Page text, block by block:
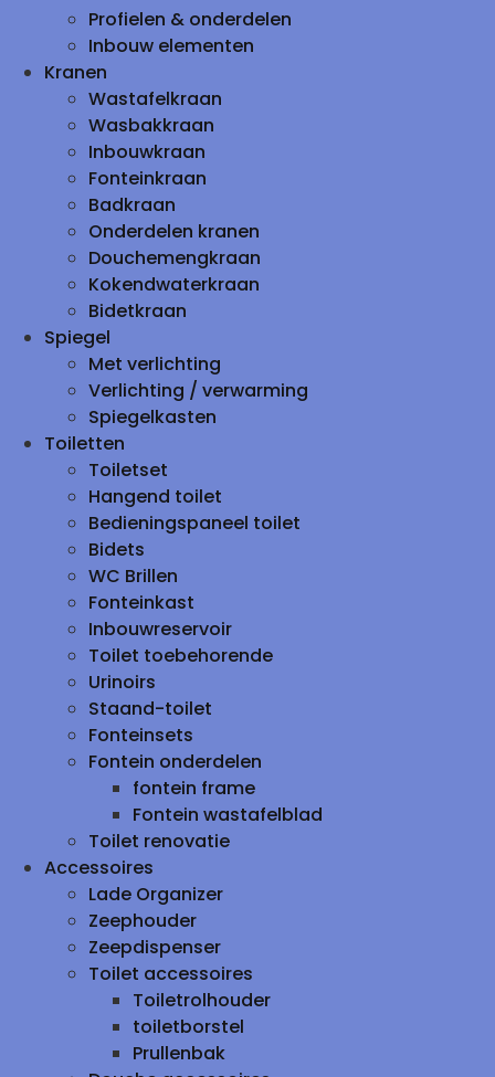
Profielen & onderdelen
Inbouw elementen
Kranen
Wastafelkraan
Wasbakkraan
Inbouwkraan
Fonteinkraan
Badkraan
Onderdelen kranen
Douchemengkraan
Kokendwaterkraan
Bidetkraan
Spiegel
Met verlichting
Verlichting / verwarming
Spiegelkasten
Toiletten
Toiletset
Hangend toilet
Bedieningspaneel toilet
Bidets
WC Brillen
Fonteinkast
Inbouwreservoir
Toilet toebehorende
Urinoirs
Staand-toilet
Fonteinsets
Fontein onderdelen
fontein frame
Fontein wastafelblad
Toilet renovatie
Accessoires
Lade Organizer
Zeephouder
Zeepdispenser
Toilet accessoires
Toiletrolhouder
toiletborstel
Prullenbak